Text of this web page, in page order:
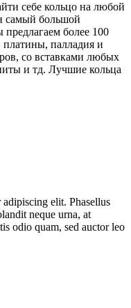
себе кольцо на любой
самый большой
более 100
платины, палладия и
со вставками любых
и тд. Лучшие кольца
elit. Phasellus
neque urna, at
odio quam, sed auctor leo